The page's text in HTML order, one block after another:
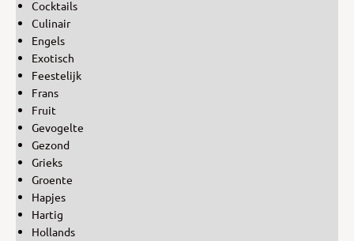
Cocktails
Culinair
Engels
Exotisch
Feestelijk
Frans
Fruit
Gevogelte
Gezond
Grieks
Groente
Hapjes
Hartig
Hollands